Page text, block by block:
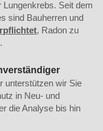
Seit dem
sind Bauherren und
, Radon zu
unterstützen wir Sie
in Neu- und
die Analyse bis hin